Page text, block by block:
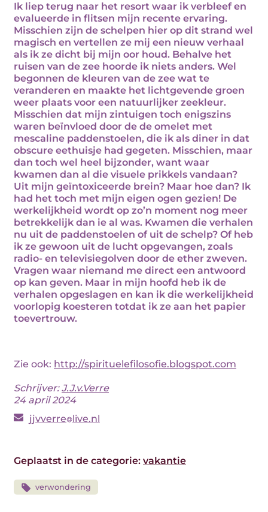
Ik liep terug naar het resort waar ik verbleef en
evalueerde in flitsen mijn recente ervaring.
Misschien zijn de schelpen hier op dit strand wel
magisch en vertellen ze mij een nieuw verhaal
als ik ze dicht bij mijn oor houd. Behalve het
ruisen van de zee hoorde ik niets anders. Wel
begonnen de kleuren van de zee wat te
veranderen en maakte het lichtgevende groen
weer plaats voor een natuurlijker zeekleur.
Misschien dat mijn zintuigen toch enigszins
waren beïnvloed door de de omelet met
mescaline paddenstoelen, die ik als diner in dat
obscure eethuisje had gegeten. Misschien, maar
dan toch wel heel bijzonder, want waar
kwamen dan al die visuele prikkels vandaan?
Uit mijn geïntoxiceerde brein? Maar hoe dan? Ik
had het toch met mijn eigen ogen gezien! De
werkelijkheid wordt op zo’n moment nog meer
betrekkelijk dan ie al was. Kwamen die verhalen
nu uit de paddenstoelen of uit de schelp? Of heb
ik ze gewoon uit de lucht opgevangen, zoals
radio- en televisiegolven door de ether zweven.
Vragen waar niemand me direct een antwoord
op kan geven. Maar in mijn hoofd heb ik de
verhalen opgeslagen en kan ik die werkelijkheid
voorlopig koesteren totdat ik ze aan het papier
toevertrouw.
Zie ook: http://spirituelefilosofie.blogspot.com
Schrijver:J.J.v.Verre
24 april 2024
jjvverre live.nl
Geplaatst in de categorie: vakantie
verwondering